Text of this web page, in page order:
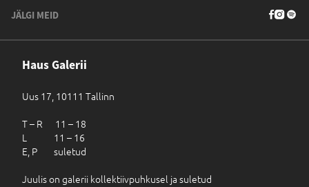
JÄLGI MEID
Haus Galerii
Uus 17, 10111 Tallinn
T – R 11 – 18
L 11 – 16
E, P suletud
Juulis on galerii kollektiivpuhkusel ja suletud